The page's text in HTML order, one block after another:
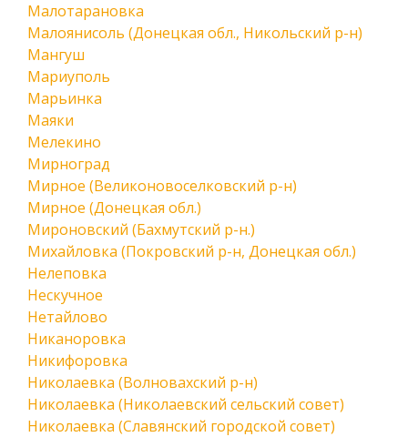
Малотарановка
Малоянисоль (Донецкая обл., Никольский р-н)
Мангуш
Мариуполь
Марьинка
Маяки
Мелекино
Мирноград
Мирное (Великоновоселковский р-н)
Мирное (Донецкая обл.)
Мироновский (Бахмутский р-н.)
Михайловка (Покровский р-н, Донецкая обл.)
Нелеповка
Нескучное
Нетайлово
Никаноровка
Никифоровка
Николаевка (Волновахский р-н)
Николаевка (Николаевский сельский совет)
Николаевка (Славянский городской совет)